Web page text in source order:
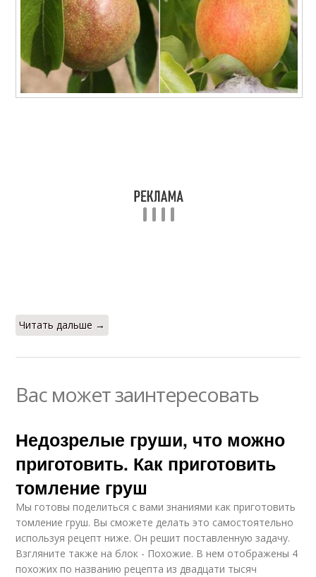
Читать дальше →
Вас может заинтересовать
Недозрелые груши, что можно
приготовить. Как приготовить
томление груш
Мы готовы поделиться с вами знаниями как приготовить
томление груш. Вы сможете делать это самостоятельно
используя рецепт ниже. Он решит поставленную задачу.
Взгляните также на блок - Похожие. В нем отображены 4
похожих по названию рецепта из двадцати тысяч